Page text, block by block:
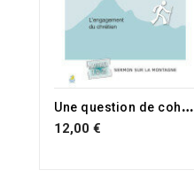
U
ne question de cohérence
12,00 €